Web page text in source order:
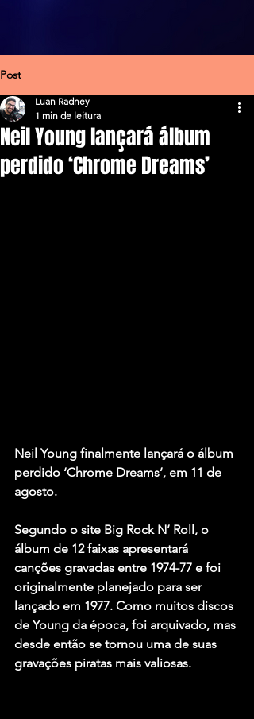
Post
Neil Young lançará álbum
perdido ‘Chrome Dreams’
Luan Radney
1 min de leitura
Neil Young finalmente lançará o álbum
perdido ‘Chrome Dreams’, em 11 de
agosto.
Segundo o site Big Rock N’ Roll, o
álbum de 12 faixas apresentará
canções gravadas entre 1974-77 e foi
originalmente planejado para ser
lançado em 1977. Como muitos discos
de Young da época, foi arquivado, mas
desde então se tornou uma de suas
gravações piratas mais valiosas.